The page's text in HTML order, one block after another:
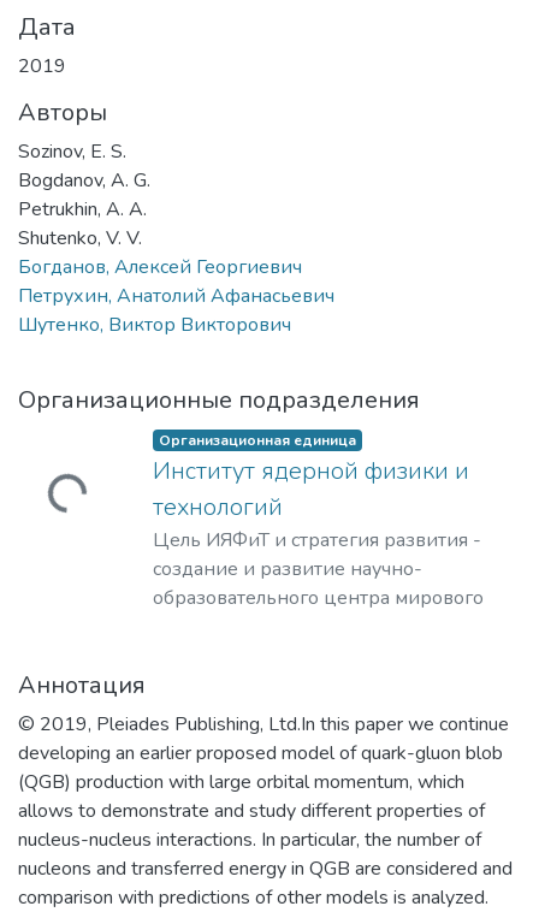
Дата
2019
Авторы
Sozinov, E. S.
Bogdanov, A. G.
Petrukhin, A. А.
Shutenko, V. V.
Богданов, Алексей Георгиевич
Петрухин, Анатолий Афанасьевич
Шутенко, Виктор Викторович
Организационные подразделения
Загружается...
Организационная единица
Институт ядерной физики и
технологий
Цель ИЯФиТ и стратегия развития -
создание и развитие научно-
образовательного центра мирового
элементарных частиц, астрофизики и
космофизики.
Аннотация
© 2019, Pleiades Publishing, Ltd.In this paper we continue
developing an earlier proposed model of quark-gluon blob
(QGB) production with large orbital momentum, which
allows to demonstrate and study different properties of
nucleus-nucleus interactions. In particular, the number of
nucleons and transferred energy in QGB are considered and
comparison with predictions of other models is analyzed.